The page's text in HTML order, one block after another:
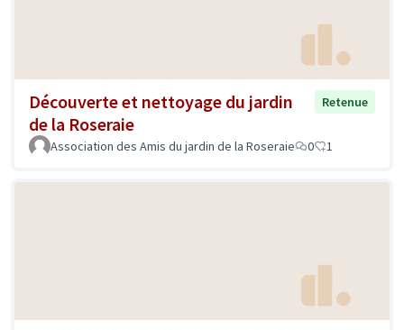
Découverte et nettoyage du jardin
de la Roseraie
Retenue
Association des Amis du jardin de la Roseraie 0 1